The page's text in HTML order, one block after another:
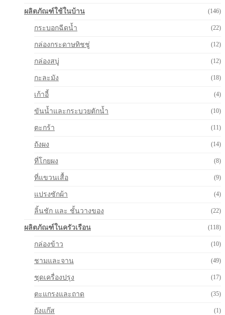
ผลิตภัณฑ์ใช้ในบ้าน (146)
กระบอกฉีดน้ำ (22)
กล่องกระดาษทิชชู่ (12)
กล่องสบู่ (12)
กะละมัง (18)
เก้าอี้ (4)
ขันน้ำและกระบวยตักน้ำ (10)
ตะกร้า (11)
ถังผง (14)
ที่โกยผง (8)
ที่แขวนเสื้อ (9)
แปรงซักผ้า (4)
ลิ้นชัก และ ชั้นวางของ (22)
ผลิตภัณฑ์ในครัวเรือน (118)
กล่องข้าว (10)
ชามและจาน (49)
ชุดเครื่องปรุง (17)
ตะแกรงและถาด (35)
ถังแก๊ส (1)